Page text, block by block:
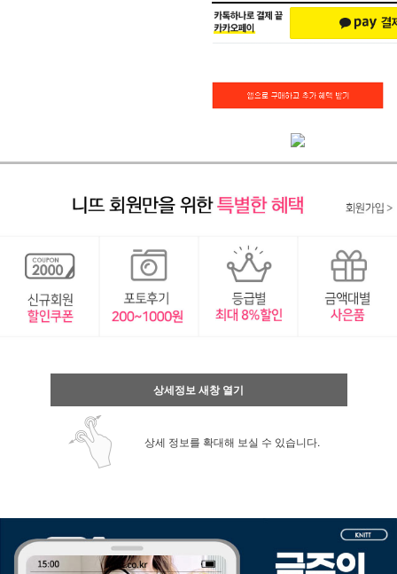
상세정보 새창 열기
상세 정보를 확대해 보실 수 있습니다.